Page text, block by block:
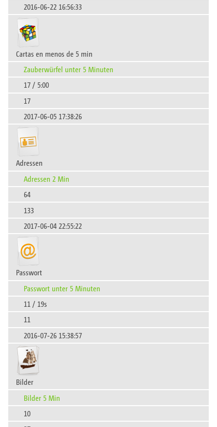
2016-06-22 16:56:33
Cartas en menos de 5 min
Zauberwürfel unter 5 Minuten
17 / 5:00
17
2017-06-05 17:38:26
Adressen
Adressen 2 Min
64
133
2017-06-04 22:55:22
Passwort
Passwort unter 5 Minuten
11 / 19s
11
2016-07-26 15:38:57
Bilder
Bilder 5 Min
10